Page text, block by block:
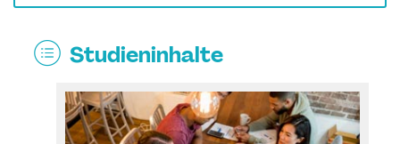
Studieninhalte